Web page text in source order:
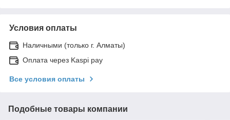
Условия оплаты
Наличными (только г. Алматы)
Оплата через Kaspi pay
Все условия оплаты
Подобные товары компании